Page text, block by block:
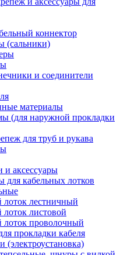
коннектор
(сальники)
и соединители
материалы
(для наружной прокладки
для труб и рукава
и аксессуары
для кабельных лотков
лоток лестничный
листовой
лоток проволочный
прокладки кабеля
(электроустановка)